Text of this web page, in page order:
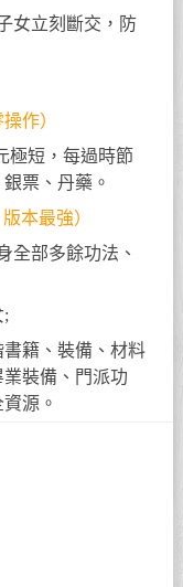
女立刻斷交，防
作）
極短，每過時節
票、丹藥。
本最強）
全部多餘功法、
;
籍、裝備、材料
裝備、門派功
源。